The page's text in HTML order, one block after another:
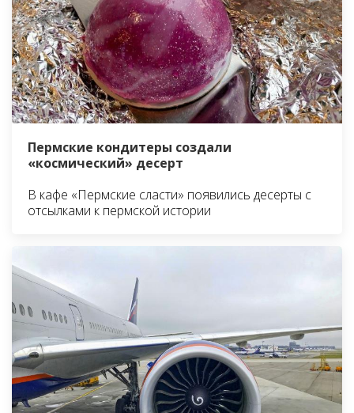
Пермские кондитеры создали
«космический» десерт
В кафе «Пермские сласти» появились десерты с
отсылками к пермской истории